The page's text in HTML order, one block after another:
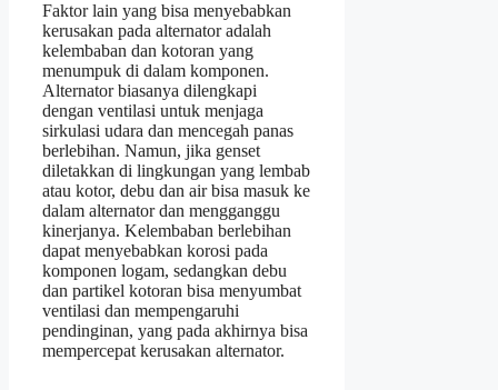
Faktor lain yang bisa menyebabkan
kerusakan pada alternator adalah
kelembaban dan kotoran yang
menumpuk di dalam komponen.
Alternator biasanya dilengkapi
dengan ventilasi untuk menjaga
sirkulasi udara dan mencegah panas
berlebihan. Namun, jika genset
diletakkan di lingkungan yang lembab
atau kotor, debu dan air bisa masuk ke
dalam alternator dan mengganggu
kinerjanya. Kelembaban berlebihan
dapat menyebabkan korosi pada
komponen logam, sedangkan debu
dan partikel kotoran bisa menyumbat
ventilasi dan mempengaruhi
pendinginan, yang pada akhirnya bisa
mempercepat kerusakan alternator.